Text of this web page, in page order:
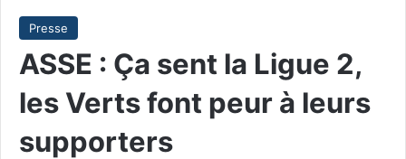
Presse
ASSE : Ça sent la Ligue 2,
les Verts font peur à leurs
supporters